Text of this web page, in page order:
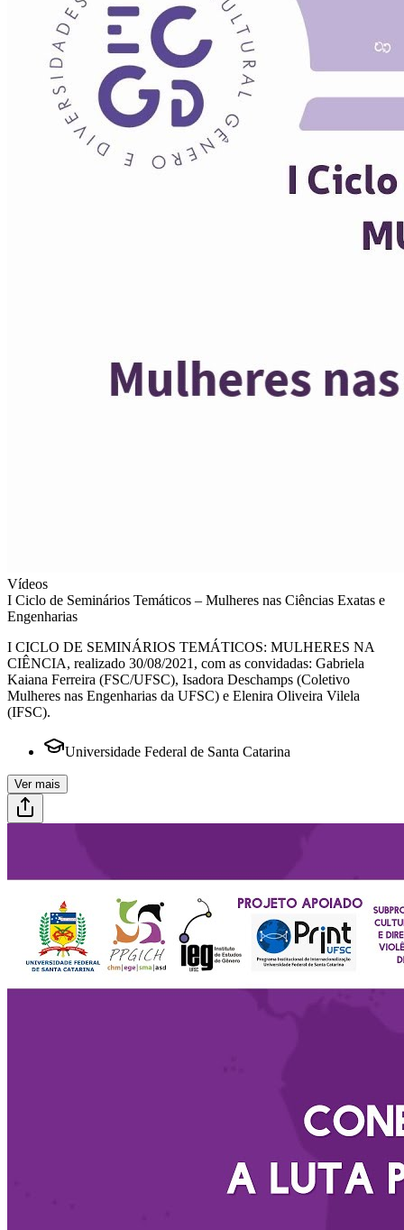
Vídeos
I Ciclo de Seminários Temáticos – Mulheres nas Ciências Exatas e
Engenharias
I CICLO DE SEMINÁRIOS TEMÁTICOS: MULHERES NA
CIÊNCIA, realizado 30/08/2021, com as convidadas: Gabriela
Kaiana Ferreira (FSC/UFSC), Isadora Deschamps (Coletivo
Mulheres nas Engenharias da UFSC) e Elenira Oliveira Vilela
(IFSC).
Universidade Federal de Santa Catarina
Ver mais